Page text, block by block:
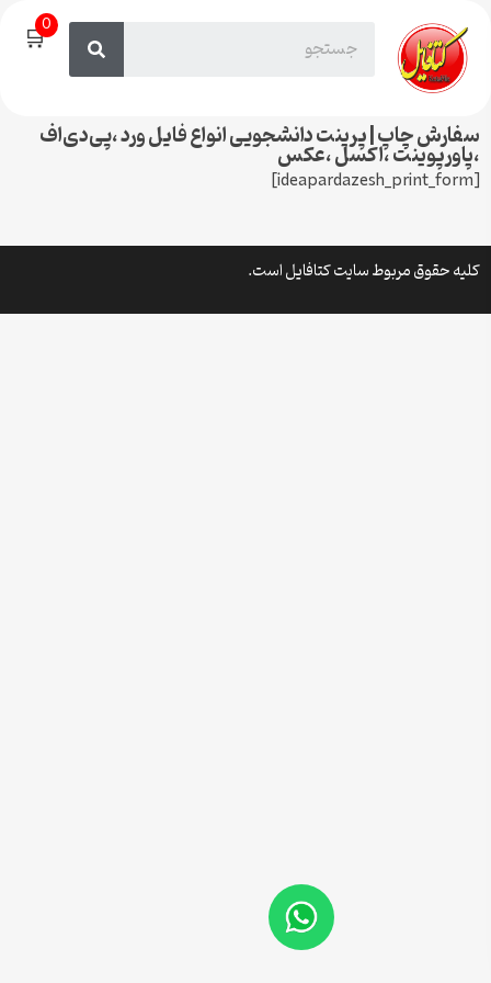
🛒0
سفارش چاپ | پرینت دانشجویی انواع فایل ورد ،پی‌دی‌اف
،پاورپوینت ،اکسل ،عکس
[ideapardazesh_print_form]
کلیه حقوق مربوط سایت کتافایل است.